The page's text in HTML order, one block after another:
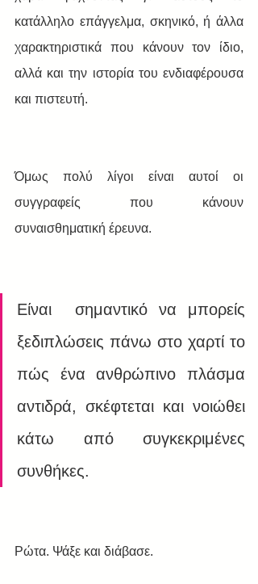
κατάλληλο επάγγελμα, σκηνικό, ή άλλα
χαρακτηριστικά που κάνουν τον ίδιο,
αλλά και την ιστορία του ενδιαφέρουσα
και πιστευτή.
Όμως πολύ λίγοι είναι αυτοί οι
συγγραφείς που κάνουν
συναισθηματική έρευνα.
Είναι  σημαντικό να μπορείς
ξεδιπλώσεις πάνω στο χαρτί το
πώς ένα ανθρώπινο πλάσμα
αντιδρά, σκέφτεται και νοιώθει
κάτω από συγκεκριμένες
συνθήκες.
Ρώτα. Ψάξε και διάβασε.